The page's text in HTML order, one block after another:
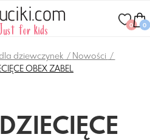
0 0
dziewczynek
Nowości
OBEX ZABEL